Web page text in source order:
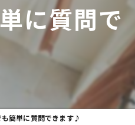
に質問で
簡単に質問できます♪